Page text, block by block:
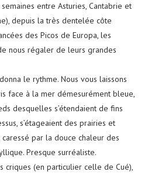
entre Asturies, Cantabrie et
depuis la très dentelée côte
des Picos de Europa, les
nous régaler de leurs grandes
le rythme. Nous vous laissons
face à la mer démesurément bleue,
desquelles s’étendaient de fins
s’étageaient des prairies et
par la douce chaleur des
Presque surréaliste.
criques (en particulier celle de Cué),